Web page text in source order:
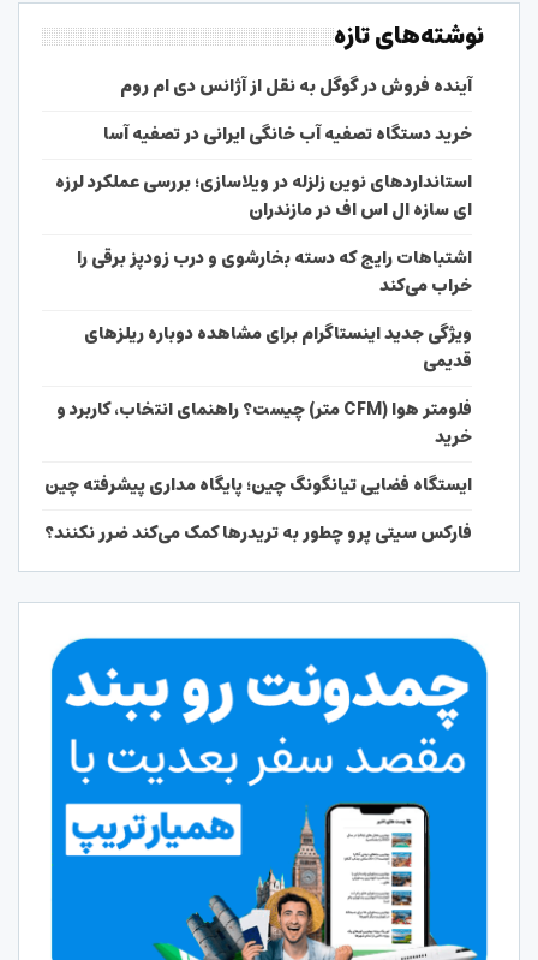
نوشته‌های تازه
آینده فروش در گوگل به نقل از آژانس دی ام روم
خرید دستگاه تصفیه آب خانگی ایرانی در تصفیه آسا
استانداردهای نوین زلزله در ویلاسازی؛ بررسی عملکرد لرزه
ای سازه ال اس اف در مازندران
اشتباهات رایج که دسته بخارشوی و درب زودپز برقی را
خراب می‌کند
ویژگی جدید اینستاگرام برای مشاهده دوباره ریلزهای
قدیمی
فلومتر هوا (CFM متر) چیست؟ راهنمای انتخاب، کاربرد و
خرید
ایستگاه فضایی تیانگونگ چین؛ پایگاه مداری پیشرفته چین
فارکس سیتی پرو چطور به تریدرها کمک می‌کند ضرر نکنند؟